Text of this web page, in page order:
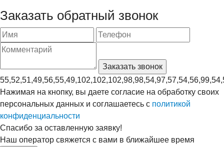
Заказать обратный звонок
Нажимая на кнопку, вы даете согласие на обработку своих
персональных данных и соглашаетесь с политикой
конфиденциальности
Спасибо за оставленную заявку!
Наш оператор свяжется с вами в ближайшее время